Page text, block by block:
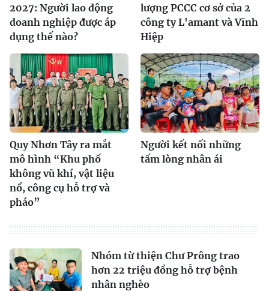
2027: Người lao động
doanh nghiệp được áp
dụng thế nào?
lượng PCCC cơ sở của 2
công ty L'amant và Vĩnh
Hiệp
Quy Nhơn Tây ra mắt
mô hình “Khu phố
không vũ khí, vật liệu
nổ, công cụ hỗ trợ và
pháo”
Người kết nối những
tấm lòng nhân ái
Nhóm từ thiện Chư Prông trao
hơn 22 triệu đồng hỗ trợ bệnh
nhân nghèo